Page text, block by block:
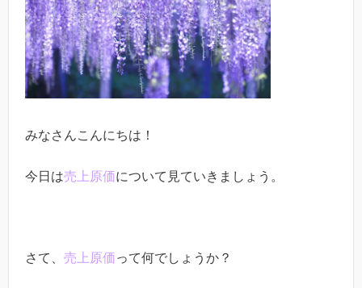
みなさんこんにちは！
今日は売上原価について見ていきましょう。
さて、 売上原価って何でしょうか？